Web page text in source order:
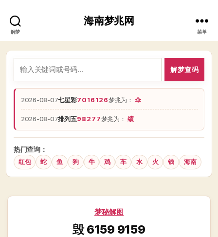
解梦
海南梦兆网
菜单
解梦查码
2026-08-07七星彩7016126梦兆为：伞
2026-08-07排列五98277梦兆为：绩
热门查询：
红包 蛇 鱼 狗 牛 鸡 车 水 火 钱 海南
分
梦秘解图
毁 6159 9159